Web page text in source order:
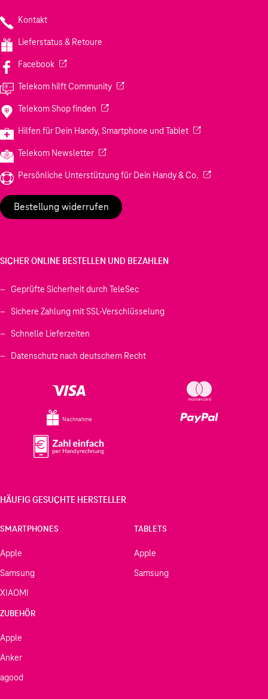
Kontakt
Lieferstatus & Retoure
Facebook(Wird in einem neuen Tab geöffnet)
Telekom hilft Community(Wird in einem neuen Tab geöffnet)
Telekom Shop finden (Wird in einem neuen Tab geöffnet)
Hilfen für Dein Handy, Smartphone und Tablet(Wird in einem
Telekom Newsletter(Wird in einem neuen Tab geöffnet)
Persönliche Unterstützung für Dein Handy & Co. (Wird in einem
Bestellung widerrufen
SICHER ONLINE BESTELLEN UND BEZAHLEN
Geprüfte Sicherheit durch TeleSec
Sichere Zahlung mit SSL-Verschlüsselung
Schnelle Lieferzeiten
Datenschutz nach deutschem Recht
Nachnahme
HÄUFIG GESUCHTE HERSTELLER
SMARTPHONES
Apple
Samsung
XIAOMI
TABLETS
Apple
Samsung
ZUBEHÖR
Apple
Anker
agood